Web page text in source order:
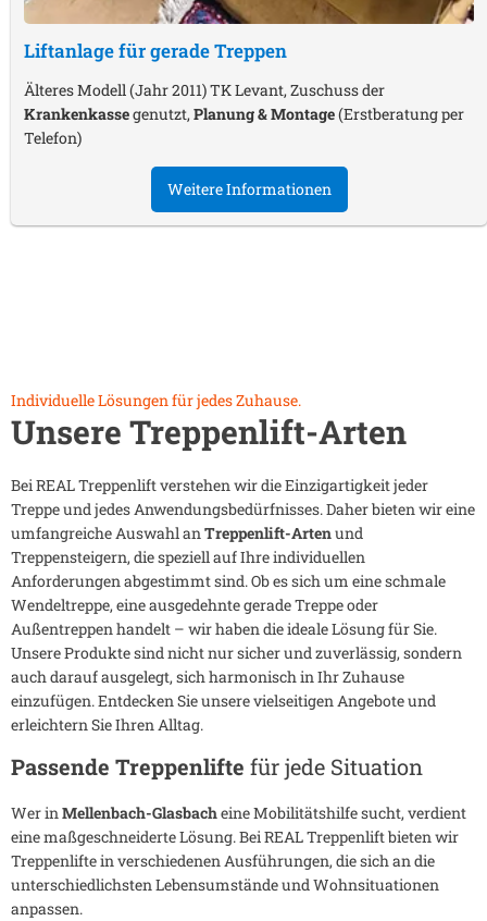
Liftanlage für gerade Treppen
Älteres Modell (Jahr 2011) TK Levant, Zuschuss der
Krankenkassegenutzt,Planung & Montage(Erstberatung per
Telefon)
Weitere Informationen
Individuelle Lösungen für jedes Zuhause.
Unsere Treppenlift-Arten
Bei REAL Treppenlift verstehen wir die Einzigartigkeit jeder
Treppe und jedes Anwendungsbedürfnisses. Daher bieten wir eine
umfangreiche Auswahl anTreppenlift-Artenund
Treppensteigern, die speziell auf Ihre individuellen
Anforderungen abgestimmt sind. Ob es sich um eine schmale
Wendeltreppe, eine ausgedehnte gerade Treppe oder
Außentreppen handelt – wir haben die ideale Lösung für Sie.
Unsere Produkte sind nicht nur sicher und zuverlässig, sondern
auch darauf ausgelegt, sich harmonisch in Ihr Zuhause
einzufügen. Entdecken Sie unsere vielseitigen Angebote und
erleichtern Sie Ihren Alltag.
Passende Treppenlifte für jede Situation
Wer inMellenbach-Glasbacheine Mobilitätshilfe sucht, verdient
eine maßgeschneiderte Lösung. Bei REAL Treppenlift bieten wir
Treppenlifte in verschiedenen Ausführungen, die sich an die
unterschiedlichsten Lebensumstände und Wohnsituationen
anpassen.